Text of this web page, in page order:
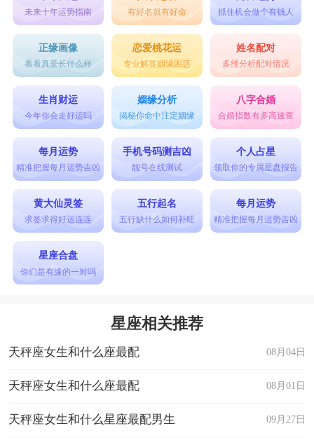
未来十年运势指南 有好名就有好命 抓住机会做个有钱人
正缘画像
看看真爱长什么样
恋爱桃花运
专业解答姻缘困惑
姓名配对
多维分析配对情况
生肖财运
今年你会走好运吗
姻缘分析
揭秘你命中注定姻缘
八字合婚
合婚指数有多高速查
每月运势
精准把握每月运势吉凶
手机号码测吉凶
靓号在线测试
个人占星
领取你的专属星盘报告
黄大仙灵签
求签求得好运连连
五行起名
五行缺什么如何补旺
每月运势
精准把握每月运势吉凶
星座合盘
你们是有缘的一对吗
星座相关推荐
08月04日
天秤座女生和什么座最配
08月01日
天秤座女生和什么座最配
09月27日
天秤座女生和什么星座最配男生